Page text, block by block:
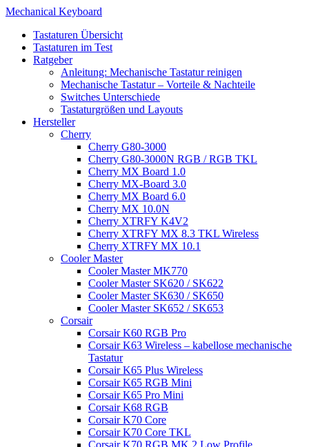
Mechanical Keyboard
Tastaturen Übersicht
Tastaturen im Test
Ratgeber
Anleitung: Mechanische Tastatur reinigen
Mechanische Tastatur – Vorteile & Nachteile
Switches Unterschiede
Tastaturgrößen und Layouts
Hersteller
Cherry
Cherry G80-3000
Cherry G80-3000N RGB / RGB TKL
Cherry MX Board 1.0
Cherry MX-Board 3.0
Cherry MX Board 6.0
Cherry MX 10.0N
Cherry XTRFY K4V2
Cherry XTRFY MX 8.3 TKL Wireless
Cherry XTRFY MX 10.1
Cooler Master
Cooler Master MK770
Cooler Master SK620 / SK622
Cooler Master SK630 / SK650
Cooler Master SK652 / SK653
Corsair
Corsair K60 RGB Pro
Corsair K63 Wireless – kabellose mechanische
Tastatur
Corsair K65 Plus Wireless
Corsair K65 RGB Mini
Corsair K65 Pro Mini
Corsair K68 RGB
Corsair K70 Core
Corsair K70 Core TKL
Corsair K70 RGB MK.2 Low Profile